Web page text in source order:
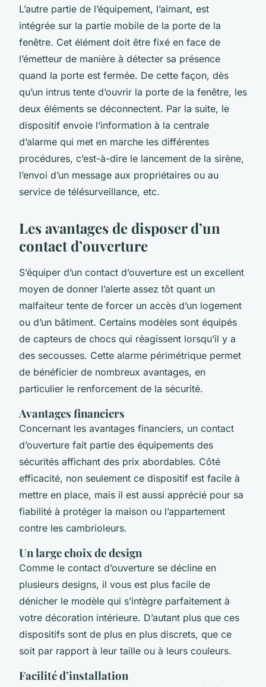
L’autre partie de l’équipement, l’aimant, est
intégrée sur la partie mobile de la porte de la
fenêtre. Cet élément doit être fixé en face de
l’émetteur de manière à détecter sa présence
quand la porte est fermée. De cette façon, dès
qu’un intrus tente d’ouvrir la porte de la fenêtre, les
deux éléments se déconnectent. Par la suite, le
dispositif envoie l’information à la centrale
d’alarme qui met en marche les différentes
procédures, c’est-à-dire le lancement de la sirène,
l’envoi d’un message aux propriétaires ou au
service de télésurveillance, etc.
Les avantages de disposer d’un
contact d’ouverture
S’équiper d’un contact d’ouverture est un excellent
moyen de donner l’alerte assez tôt quant un
malfaiteur tente de forcer un accès d’un logement
ou d’un bâtiment. Certains modèles sont équipés
de capteurs de chocs qui réagissent lorsqu’il y a
des secousses. Cette alarme périmétrique permet
de bénéficier de nombreux avantages, en
particulier le renforcement de la sécurité.
Avantages financiers
Concernant les avantages financiers, un contact
d’ouverture fait partie des équipements des
sécurités affichant des prix abordables. Côté
efficacité, non seulement ce dispositif est facile à
mettre en place, mais il est aussi apprécié pour sa
fiabilité à protéger la maison ou l’appartement
contre les cambrioleurs.
Un large choix de design
Comme le contact d’ouverture se décline en
plusieurs designs, il vous est plus facile de
dénicher le modèle qui s’intègre parfaitement à
votre décoration intérieure. D’autant plus que ces
dispositifs sont de plus en plus discrets, que ce
soit par rapport à leur taille ou à leurs couleurs.
Facilité d’installation